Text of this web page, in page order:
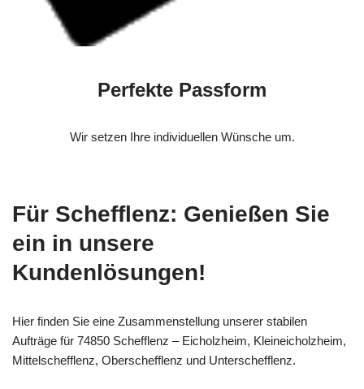
Perfekte Passform
Wir setzen Ihre individuellen Wünsche um.
Für Schefflenz: Genießen Sie
ein in unsere
Kundenlösungen!
Hier finden Sie eine Zusammenstellung unserer stabilen
Aufträge für 74850 Schefflenz – Eicholzheim, Kleineicholzheim,
Mittelschefflenz, Oberschefflenz und Unterschefflenz.